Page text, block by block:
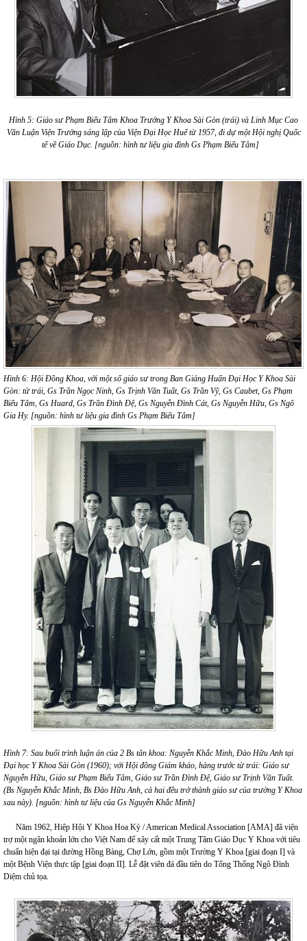
Hình 5: Giáo sư Phạm Biểu Tâm Khoa Trưởng Y Khoa Sài Gòn (trái) và Linh Mục Cao
Văn Luận Viện Trưởng sáng lập của Viện Đại Học Huế từ 1957, đi dự một Hội nghị Quốc
tế về Giáo Dục. [nguồn: hình tư liệu gia đình Gs Phạm Biểu Tâm]
Hình 6: Hội Đồng Khoa, với một số giáo sư trong Ban Giảng Huấn Đại Học Y Khoa Sài
Gòn: từ trái, Gs Trần Ngọc Ninh, Gs Trịnh Văn Tuất, Gs Trần Vỹ, Gs Caubet, Gs Phạm
Biểu Tâm, Gs Huard, Gs Trần Đình Đệ, Gs Nguyễn Đình Cát, Gs Nguyễn Hữu, Gs Ngô
Gia Hy. [nguồn: hình tư liệu gia đình Gs Phạm Biểu Tâm]
Hình 7: Sau buổi trình luận án của 2 Bs tân khoa: Nguyễn Khắc Minh, Đào Hữu Anh tại
Đại học Y Khoa Sài Gòn (1960); với Hội đồng Giám khảo, hàng trước từ trái: Giáo sư
Nguyễn Hữu, Giáo sư Phạm Biểu Tâm, Giáo sư Trần Đình Đệ, Giáo sư Trịnh Văn Tuất.
(Bs Nguyễn Khắc Minh, Bs Đào Hữu Anh, cả hai đều trở thành giáo sư của trường Y Khoa
sau này). [nguồn: hình tư liệu của Gs Nguyễn Khắc Minh]
Năm 1962, Hiệp Hội Y Khoa Hoa Kỳ / American Medical Association [AMA] đã viện
trợ một ngân khoản lớn cho Việt Nam để xây cất một Trung Tâm Giáo Dục Y Khoa với tiêu
chuẩn hiện đại tại đường Hồng Bàng, Chợ Lớn, gồm một Trường Y Khoa [giai đoạn I] và
một Bệnh Viện thực tập [giai đoạn II]. Lễ đặt viên đá đầu tiên do Tổng Thống Ngô Đình
Diệm chủ tọa.